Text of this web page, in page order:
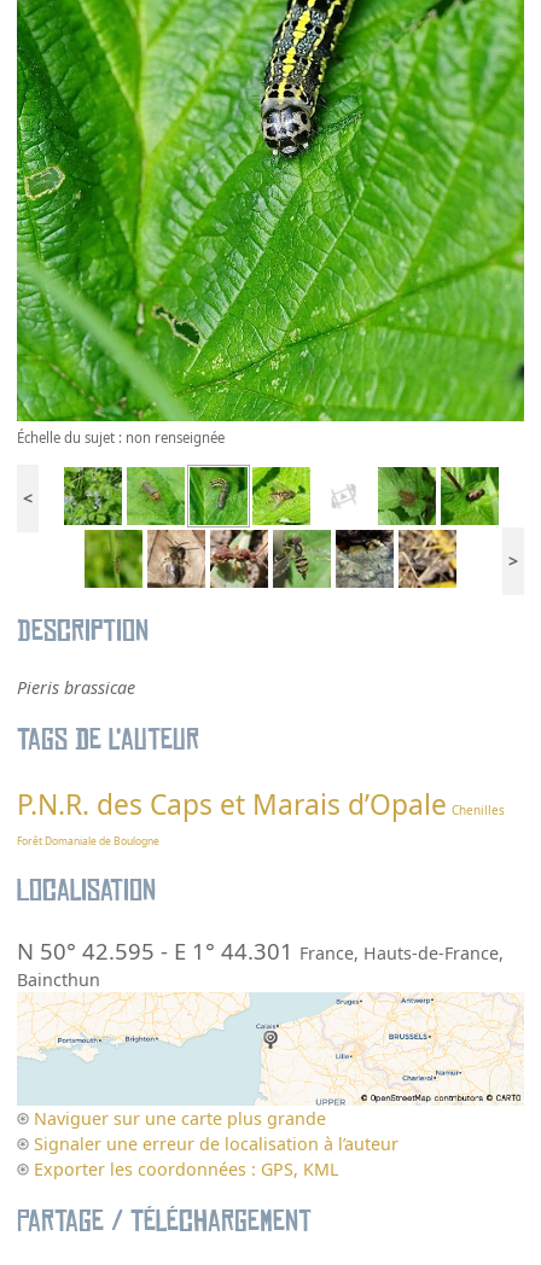
Échelle du sujet : non renseignée
<
>
Description
Pieris brassicae
Tags de l’auteur
P.N.R. des Caps et Marais d’Opale Chenilles
Forêt Domaniale de Boulogne
Localisation
N 50° 42.595 - E 1° 44.301 France, Hauts-de-France,
Baincthun
Naviguer sur une carte plus grande
Signaler une erreur de localisation à l’auteur
Exporter les coordonnées : GPS, KML
Partage / Téléchargement